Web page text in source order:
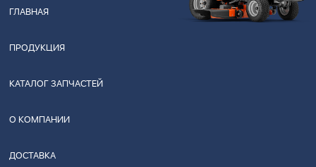
ГЛАВНАЯ
ПРОДУКЦИЯ
КАТАЛОГ ЗАПЧАСТЕЙ
О КОМПАНИИ
ДОСТАВКА